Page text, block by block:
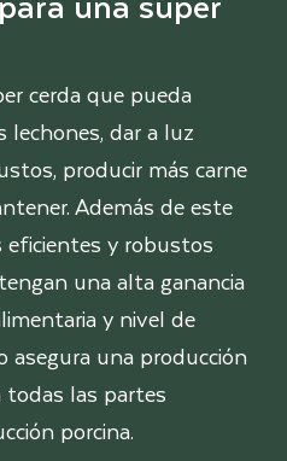
cerda que pueda
dar a luz
producir más carne
Además de este
eficientes y robustos
una alta ganancia
y nivel de
asegura una producción
todas las partes
porcina.